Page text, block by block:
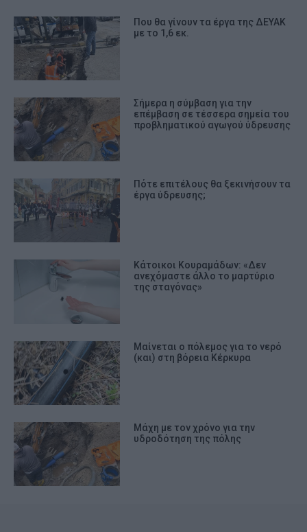
Που θα γίνουν τα έργα της ΔΕΥΑΚ
με το 1,6 εκ.
Σήμερα η σύμβαση για την
επέμβαση σε τέσσερα σημεία του
προβληματικού αγωγού ύδρευσης
Πότε επιτέλους θα ξεκινήσουν τα
έργα ύδρευσης;
Κάτοικοι Κουραμάδων: «Δεν
ανεχόμαστε άλλο το μαρτύριο
της σταγόνας»
Μαίνεται ο πόλεμος για το νερό
(και) στη βόρεια Κέρκυρα
Μάχη με τον χρόνο για την
υδροδότηση της πόλης